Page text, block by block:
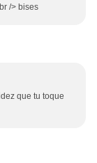
/> bises
que tu toque